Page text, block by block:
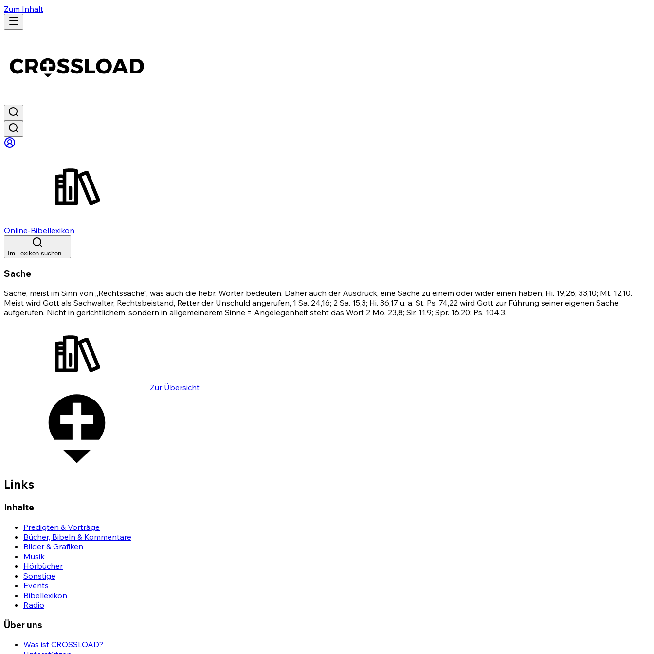
Zum Inhalt
Online-Bibellexikon
Im Lexikon suchen...
Sache
Sache, meist im Sinn von „Rechtssache“, was auch die hebr. Wörter bedeuten. Daher auch der Ausdruck, eine Sache zu einem oder wider einen haben, Hi. 19,28; 33,10; Mt. 12,10.
Meist wird Gott als Sachwalter, Rechtsbeistand, Retter der Unschuld angerufen, 1 Sa. 24,16; 2 Sa. 15,3; Hi. 36,17 u. a. St. Ps. 74,22 wird Gott zur Führung seiner eigenen Sache
aufgerufen. Nicht in gerichtlichem, sondern in allgemeinerem Sinne = Angelegenheit steht das Wort 2 Mo. 23,8; Sir. 11,9; Spr. 16,20; Ps. 104,3.
Zur Übersicht
Links
Inhalte
Predigten & Vorträge
Bücher, Bibeln & Kommentare
Bilder & Grafiken
Musik
Hörbücher
Sonstige
Events
Bibellexikon
Radio
Über uns
Was ist CROSSLOAD?